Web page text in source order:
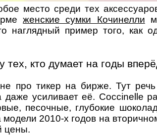
место среди тех
женские сумки Кочинелли
пример того, как
кто думает на годы
про тикер на бирже. Тут
даже усиливает её. Coccinelle
песочные, глубокие
2010-х годов на
цены.